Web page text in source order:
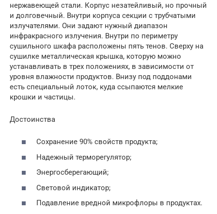
нержавеющей стали. Корпус незатейливый, но прочный
и долговечный. Внутри корпуса секции с трубчатыми
излучателями. Они задают нужный диапазон
инфракрасного излучения. Внутри по периметру
сушильного шкафа расположены пять тенов. Сверху на
сушилке металлическая крышка, которую можно
устанавливать в трех положениях, в зависимости от
уровня влажности продуктов. Внизу под поддонами
есть специальный лоток, куда ссыпаются мелкие
крошки и частицы.
Достоинства
Сохранение 90% свойств продукта;
Надежный терморегулятор;
Энергосберегающий;
Световой индикатор;
Подавление вредной микрофлоры в продуктах.